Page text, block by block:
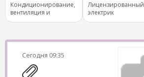
Кондиционирование,
вентиляция и
отопление.
Лицензированный
электрик
Сегодня 09:35